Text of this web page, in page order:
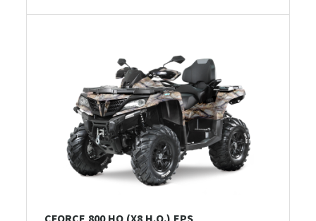
CFORCE 800 HO (X8 H.O.) EPS